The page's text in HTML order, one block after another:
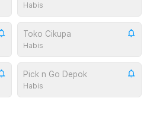
Habis
Toko Cikupa
Habis
Pick n Go Depok
Habis